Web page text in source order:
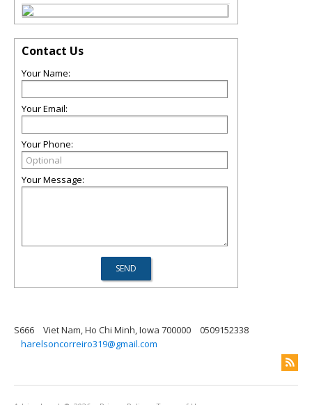
Contact Us
Your Name:
Your Email:
Your Phone:
Your Message:
S666 Viet Nam, Ho Chi Minh, Iowa 700000
0509152338
harelsoncorreiro319@gmail.com